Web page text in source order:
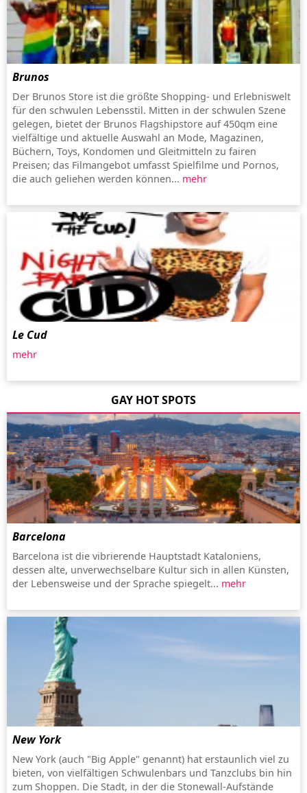
Brunos
Der Brunos Store ist die größte Shopping- und Erlebniswelt
für den schwulen Lebensstil. Mitten in der schwulen Szene
gelegen, bietet der Brunos Flagshipstore auf 450qm eine
vielfältige und aktuelle Auswahl an Mode, Magazinen,
Büchern, Toys, Kondomen und Gleitmitteln zu fairen
Preisen; das Filmangebot umfasst Spielfilme und Pornos,
die auch geliehen werden können... mehr
Le Cud
mehr
GAY HOT SPOTS
Barcelona
Barcelona ist die vibrierende Hauptstadt Kataloniens,
dessen alte, unverwechselbare Kultur sich in allen Künsten,
der Lebensweise und der Sprache spiegelt... mehr
New York
New York (auch "Big Apple" genannt) hat erstaunlich viel zu
bieten, von vielfältigen Schwulenbars und Tanzclubs bin hin
zum Shoppen. Die Stadt, in der die Stonewall-Aufstände